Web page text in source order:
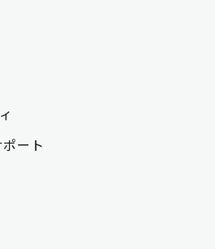
ート